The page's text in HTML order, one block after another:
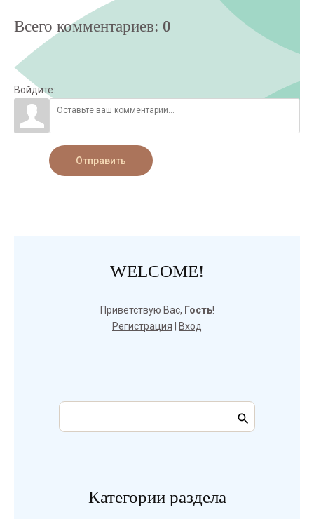
Всего комментариев: 0
Войдите:
Отправить
WELCOME!
Приветствую Вас, Гость!
Регистрация
Вход
Категории раздела